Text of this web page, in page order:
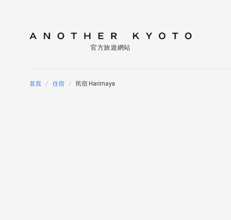
官方旅遊網站
首頁 住宿 民宿 Harimaya